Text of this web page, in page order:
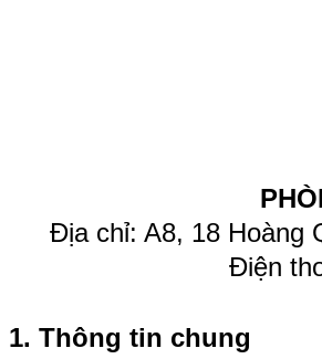
Địa chỉ: A8, 18 Hoàng
Điện
1. Thông tin chung